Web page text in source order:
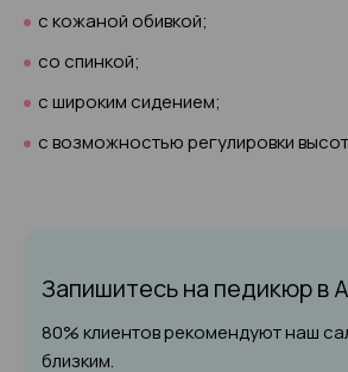
с кожаной обивкой;
со спинкой;
с широким сидением;
с возможностью регулировки
Запишитесь на педикюрв
80% клиентов рекомендуют наш
близким.